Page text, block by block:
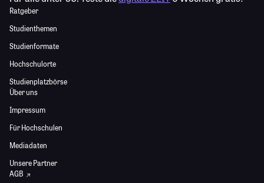
Ratgeber
Studienthemen
Studienformate
Hochschulorte
Studienplatzbörse
Über uns
Impressum
Für Hochschulen
Mediadaten
Unsere Partner
AGB